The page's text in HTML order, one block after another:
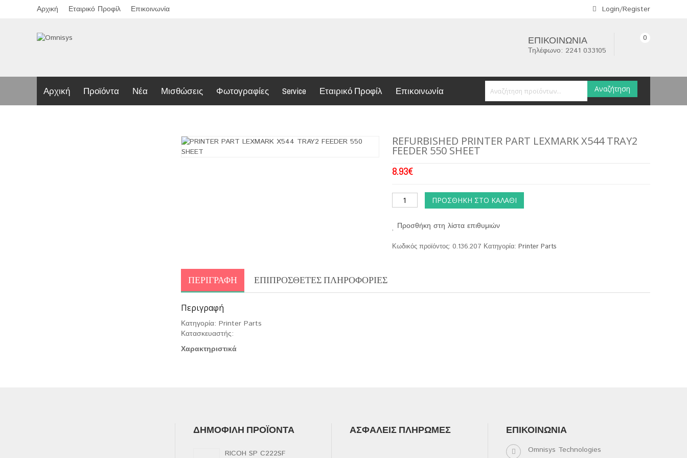
Αρχική Εταιρικό Προφίλ Επικοινωνία Login/Register
ΕΠΙΚΟΙΝΩΝΊΑ
Τηλέφωνο: 2241 033105
0
Αρχική Προϊόντα Νέα Μισθώσεις Φωτογραφίες Service Εταιρικό Προφίλ Επικοινωνία Αναζήτηση
REFURBISHED PRINTER PART LEXMARK X544 TRAY2
FEEDER 550 SHEET
8.93€
ΠΡΟΣΘΉΚΗ ΣΤΟ ΚΑΛΆΘΙ
Προσθήκη στη λίστα επιθυμιών
Κωδικός προϊόντος:0.136.207 Κατηγορία:Printer Parts
ΠΕΡΙΓΡΑΦΉ ΕΠΙΠΡΌΣΘΕΤΕΣ ΠΛΗΡΟΦΟΡΊΕΣ
Περιγραφή
Κατηγορία: Printer Parts
Κατασκευαστής:
Χαρακτηριστικά
ΔΗΜΟΦΙΛΉ ΠΡΟΪΌΝΤΑ
RICOH SP C222SF
ΑΣΦΑΛΕΊΣ ΠΛΗΡΩΜΈΣ ΕΠΙΚΟΙΝΩΝΊΑ
Omnisys Technologies